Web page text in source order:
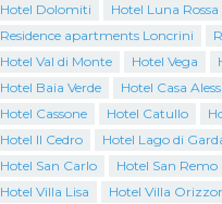
Hotel Dolomiti
Hotel Luna Rossa
Residence apartments Loncrini
Hotel Val di Monte
Hotel Vega
Hotel Baia Verde
Hotel Casa
Hotel Cassone
Hotel Catullo
Hotel Il Cedro
Hotel Lago di
Hotel San Carlo
Hotel San Remo
Hotel Villa Lisa
Hotel Villa